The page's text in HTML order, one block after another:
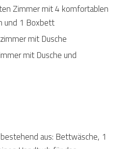
Zimmer mit 4 komfortablen
und 1 Boxbett
mit Dusche
mit Dusche und
aus: Bettwäsche, 1